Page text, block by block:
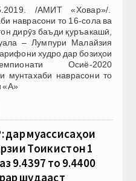
/АМИТ «Ховар»/.
наврасони то 16-сола ва
дирӯз баъди қуръакашӣ,
– Лумпури Малайзия
худро дар бозиҳои
Осиё-2020
мунтахаби наврасони то
«А»
муассиcаҳои
Тоҷикистон 1
9.4397 то 9.4400
шудааст